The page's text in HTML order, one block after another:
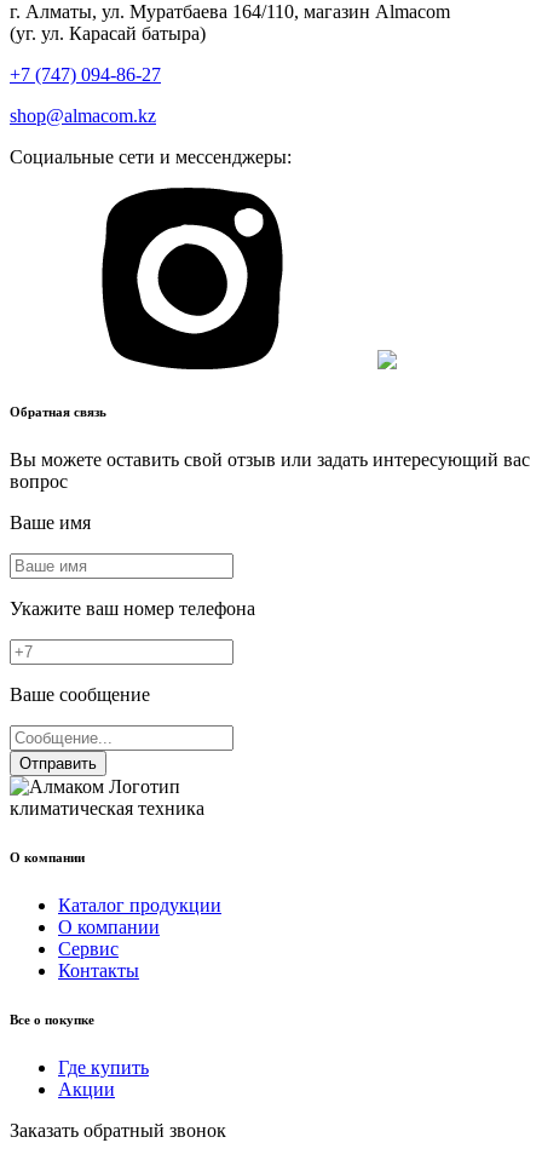
г. Алматы, ул. Муратбаева 164/110, магазин Almacom
(уг. ул. Карасай батыра)
+7 (747) 094-86-27
shop@almacom.kz
Социальные сети и мессенджеры:
Обратная связь
Вы можете оставить свой отзыв или задать интересующий вас
вопрос
Ваше имя
Укажите ваш номер телефона
Ваше сообщение
Отправить
климатическая техника
О компании
Каталог продукции
О компании
Сервис
Контакты
Все о покупке
Где купить
Акции
Заказать обратный звонок